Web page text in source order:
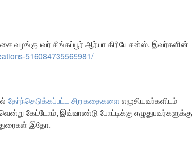
வழங்குபவர் சிங்கப்பூர் ஆர்யா கிரியேசன்ஸ். இவர்களின்
516084735569981/
தேர்ந்தெடுக்கப்பட்ட சிறுகதைகளை எழுதியவர்களிடம்
கேட்டோம், இவ்வாண்டு போட்டிக்கு எழுதுபவர்களுக்கு
இதோ.